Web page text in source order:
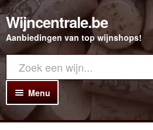
Ga
door
naar
navigatie
Ga
direct
naar
inhoud
Wijncentrale.be
Aanbiedingen van top wijnshops!
Menu
Home